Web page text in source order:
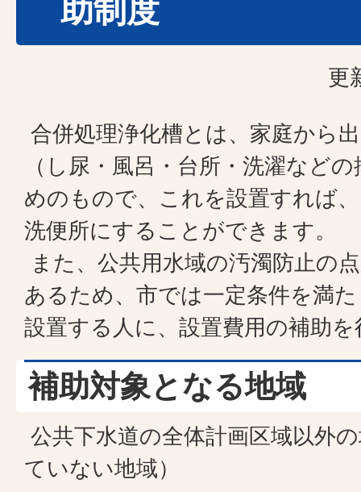
助制度
更
合併処理浄化槽とは、家庭から
（し尿・風呂・台所・洗濯など
めのもので、これを設置すれば
洗便所にすることができます。
また、公共用水域の汚濁防止の
あるため、市では一定条件を満
設置する人に、設置費用の補助
補助対象となる地域
公共下水道の全体計画区域以外
ていない地域）